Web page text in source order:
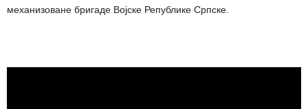
механизоване бригаде Војске Републике Српске.